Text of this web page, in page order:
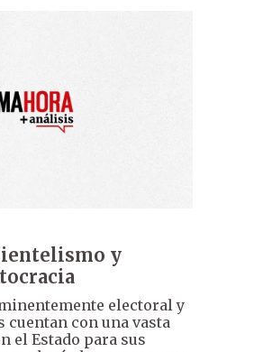
y
electoral y
con una vasta
el Estado para sus